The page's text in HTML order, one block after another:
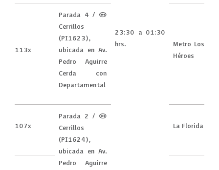
23:30 a 01:30
hrs.
113x
Parada 4 / (M)
Cerrillos
(PI1623),
ubicada en Av.
Pedro Aguirre
Cerda con
Departamental
Metro Los
Héroes
107x
Parada 2 / (M)
Cerrillos
(PI1624),
ubicada en Av.
Pedro Aguirre
La Florida